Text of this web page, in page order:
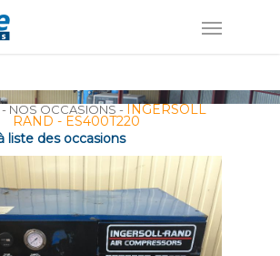
- NOS OCCASIONS - INGERSOLL
RAND - ES400T220
liste des occasions